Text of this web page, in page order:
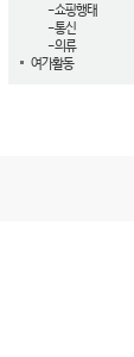
- 쇼핑행태
- 통신
- 의류
여가활동